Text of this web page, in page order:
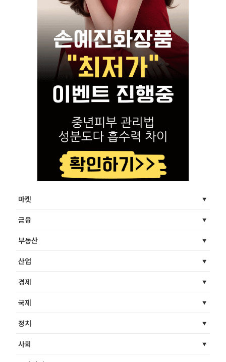
마켓
금융
부동산
산업
경제
국제
정치
사회